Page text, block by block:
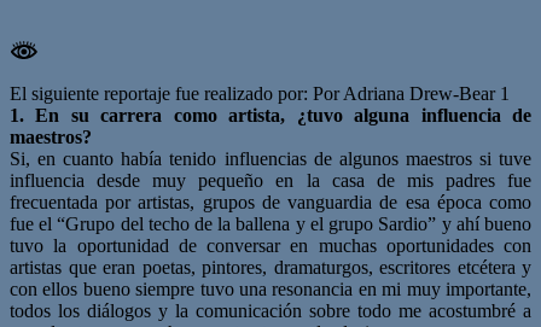
El siguiente reportaje fue realizado por: Por Adriana Drew-Bear 1
1. En su carrera como artista, ¿tuvo alguna influencia de
maestros?
Si, en cuanto había tenido influencias de algunos maestros si tuve
influencia desde muy pequeño en la casa de mis padres fue
frecuentada por artistas, grupos de vanguardia de esa época como
fue el “Grupo del techo de la ballena y el grupo Sardio” y ahí bueno
tuvo la oportunidad de conversar en muchas oportunidades con
artistas que eran poetas, pintores, dramaturgos, escritores etcétera y
con ellos bueno siempre tuvo una resonancia en mi muy importante,
todos los diálogos y la comunicación sobre todo me acostumbré a